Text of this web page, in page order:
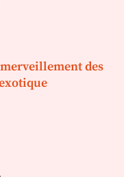
des